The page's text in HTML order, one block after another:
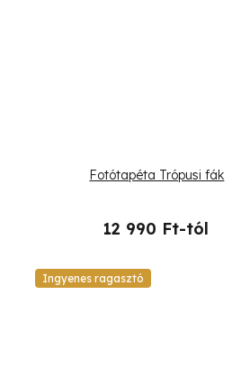
Fotótapéta Trópusi fák
12 990 Ft-tól
Ingyenes ragasztó